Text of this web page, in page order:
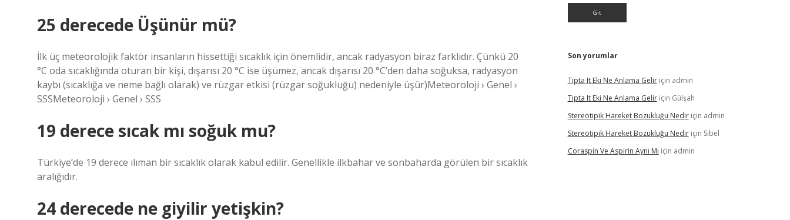
25 derecede Üşünür mü?
İlk üç meteorolojik faktör insanların hissettiği sıcaklık için önemlidir, ancak radyasyon biraz farklıdır. Çünkü 20
°C oda sıcaklığında oturan bir kişi, dışarısı 20 °C ise üşümez, ancak dışarısı 20 °C’den daha soğuksa, radyasyon
kaybı (sıcaklığa ve neme bağlı olarak) ve rüzgar etkisi (rüzgar soğukluğu) nedeniyle üşür)Meteoroloji › Genel ›
SSSMeteoroloji › Genel › SSS
19 derece sıcak mı soğuk mu?
Türkiye’de 19 derece ılıman bir sıcaklık olarak kabul edilir. Genellikle ilkbahar ve sonbaharda görülen bir sıcaklık
aralığıdır.
24 derecede ne giyilir yetişkin?
Son yorumlar
Tıpta It Eki Ne Anlama Geliriçin admin
Tıpta It Eki Ne Anlama Geliriçin Gülşah
Stereotipik Hareket Bozukluğu Nediriçin admin
Stereotipik Hareket Bozukluğu Nediriçin Sibel
Coraspin Ve Aspirin Aynı Mı için admin